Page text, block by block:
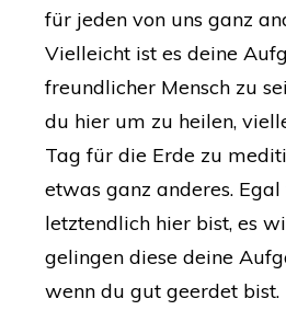
für jeden von uns ganz
Vielleicht ist es deine
freundlicher Mensch zu
du hier um zu heilen,
Tag für die Erde zu
etwas ganz anderes.
letztendlich hier bist, es
gelingen diese deine
wenn du gut geerdet bist.